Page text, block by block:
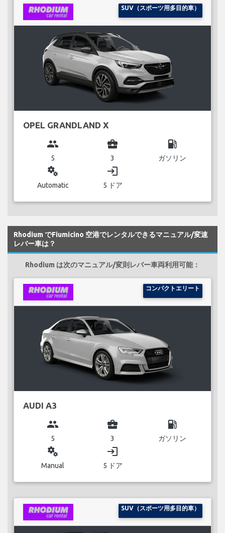
SUV（スポーツ用多目的車）
OPEL GRANDLAND X
group
5
business_center
3
local_gas_station
ガソリン
miscellaneous_services
Automatic
login
5 ドア
Rhodium でFiumicino 空港でレンタルできるマニュアル/変速
レバー車は？
Rhodium は次のマニュアル/変則レバー車両利用可能：
コンパクトエリート
AUDI A3
group
5
business_center
3
local_gas_station
ガソリン
miscellaneous_services
Manual
login
5 ドア
SUV（スポーツ用多目的車）